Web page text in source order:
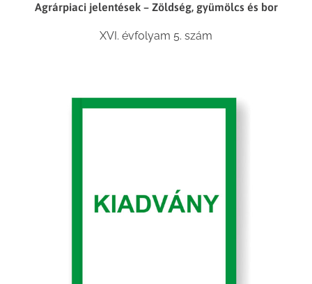
Agrárpiaci jelentések – Zöldség, gyümölcs és bor
XVI. évfolyam 5. szám